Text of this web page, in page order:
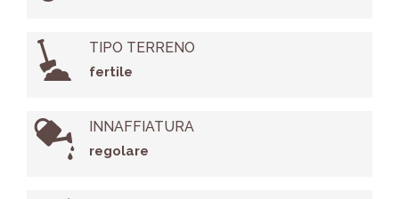
TIPO TERRENO
fertile
INNAFFIATURA
regolare